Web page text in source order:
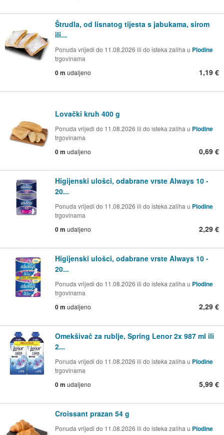
Štrudla, od lisnatog tijesta s jabukama, sirom
ili...
Ponuda vrijedi do 11.08.2026 ili do isteka zaliha u Plodine
trgovinama
0 m udaljeno 1,19 €
Lovački kruh 400 g
Ponuda vrijedi do 11.08.2026 ili do isteka zaliha u Plodine
trgovinama
0 m udaljeno 0,69 €
Higijenski ulošci, odabrane vrste Always 10 -
20...
Ponuda vrijedi do 11.08.2026 ili do isteka zaliha u Plodine
trgovinama
0 m udaljeno 2,29 €
Higijenski ulošci, odabrane vrste Always 10 -
20...
Ponuda vrijedi do 11.08.2026 ili do isteka zaliha u Plodine
trgovinama
0 m udaljeno 2,29 €
Omekšivač za rublje, Spring Lenor 2x 987 ml ili
2...
Ponuda vrijedi do 11.08.2026 ili do isteka zaliha u Plodine
trgovinama
0 m udaljeno 5,99 €
Croissant prazan 54 g
Ponuda vrijedi do 11.08.2026 ili do isteka zaliha u Plodine